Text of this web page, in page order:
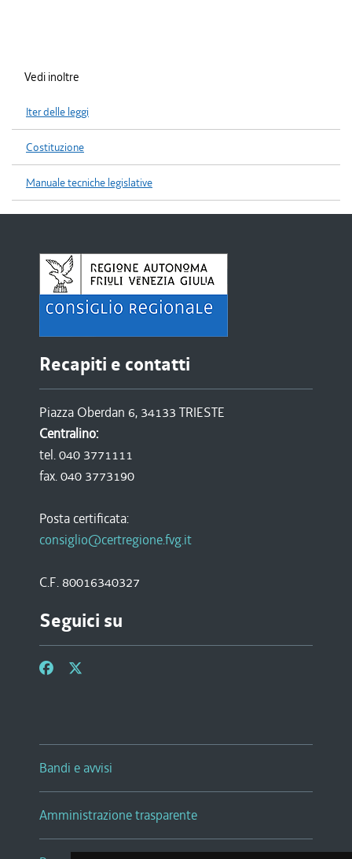
Vedi inoltre
Iter delle leggi
Costituzione
Manuale tecniche legislative
Recapiti e contatti
Piazza Oberdan 6, 34133 TRIESTE
Centralino:
tel. 040 3771111
fax. 040 3773190
Posta certificata:
consiglio@certregione.fvg.it
C.F. 80016340327
Seguici su
Bandi e avvisi
Amministrazione trasparente